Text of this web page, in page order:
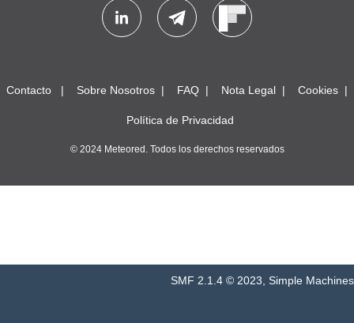
Contacto Sobre Nosotros FAQ Nota Legal Cookies
Política de Privacidad
© 2024 Meteored. Todos los derechos reservados
SMF 2.1.4 © 2023 Simple Machines